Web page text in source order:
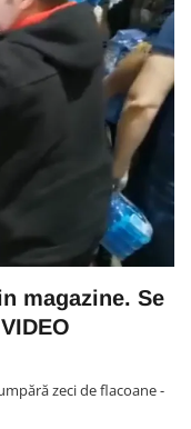
magazine. Se
zeci de flacoane -